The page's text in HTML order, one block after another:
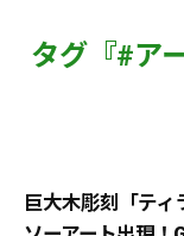
タグ『#ア
巨大木彫刻「テ